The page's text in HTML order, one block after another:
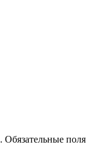
Обязательные поля